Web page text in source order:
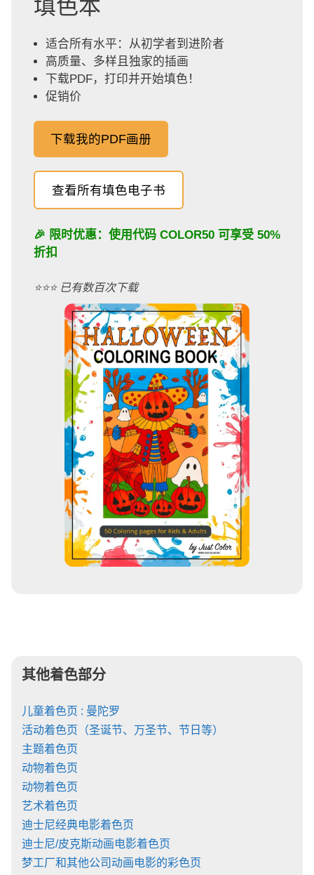
填色本
适合所有水平：从初学者到进阶者
高质量、多样且独家的插画
下载PDF，打印并开始填色！
促销价
下载我的PDF画册
查看所有填色电子书
🎉 限时优惠：使用代码 COLOR50 可享受 50%
折扣
⭐️⭐️⭐️ 已有数百次下载
其他着色部分
儿童着色页 : 曼陀罗
活动着色页（圣诞节、万圣节、节日等）
主题着色页
动物着色页
动物着色页
艺术着色页
迪士尼经典电影着色页
迪士尼/皮克斯动画电影着色页
梦工厂和其他公司动画电影的彩色页